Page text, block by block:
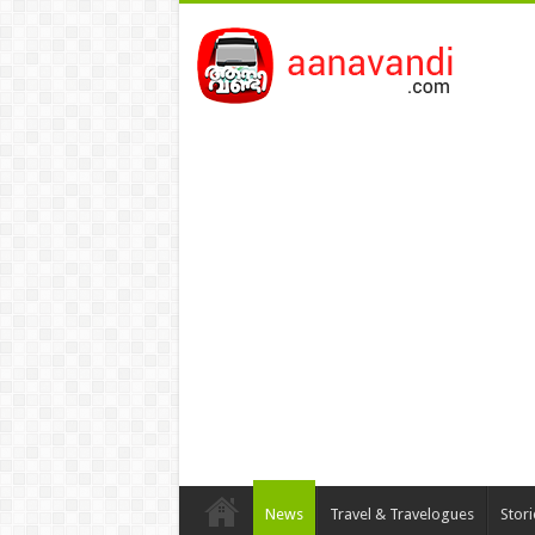
News Travel & Travelogues